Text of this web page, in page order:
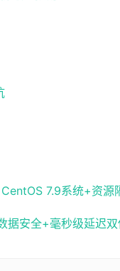
7.9系统+资源
安全+毫秒级延迟双